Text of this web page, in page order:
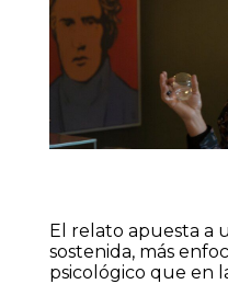
El relato apuesta a
sostenida, más
psicológico que en